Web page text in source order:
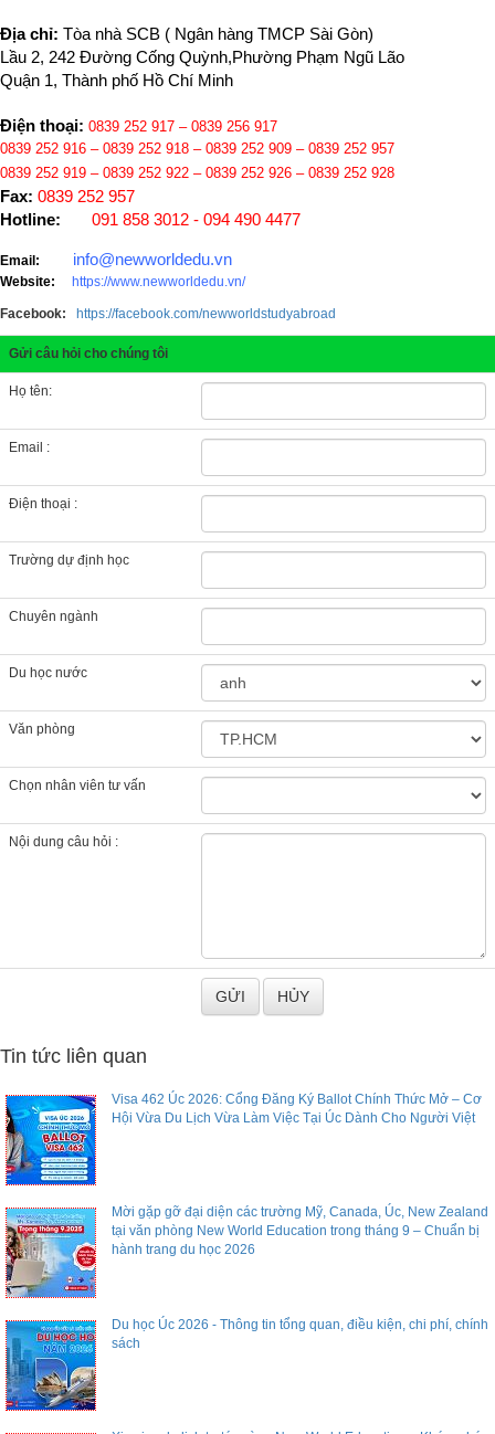
Địa chỉ: Tòa nhà SCB ( Ngân hàng TMCP Sài Gòn)
Lầu 2, 242 Đường Cống Quỳnh,Phường Phạm Ngũ Lão
Quận 1, Thành phố Hồ Chí Minh
Điện thoại: 0839 252 917 – 0839 256 917
0839 252 916 – 0839 252 918 – 0839 252 909 –0839 252 957
0839 252 919 – 0839 252 922 – 0839 252 926 – 0839 252 928
Fax: 0839 252 957
Hotline:
091 858 3012 - 094 490 4477
Email: info@newworldedu.vn
Website: https://www.newworldedu.vn/
Facebook: https://facebook.com/newworldstudyabroad
Gửi câu hỏi cho chúng tôi
Họ tên:
Email :
Điện thoại :
Trường dự định học
Chuyên ngành
Du học nước
Văn phòng
Chọn nhân viên tư vấn
Nội dung câu hỏi :
Tin tức liên quan
Visa 462 Úc 2026: Cổng Đăng Ký Ballot Chính Thức Mở – Cơ
Hội Vừa Du Lịch Vừa Làm Việc Tại Úc Dành Cho Người Việt
Mời gặp gỡ đại diện các trường Mỹ, Canada, Úc, New Zealand
tại văn phòng New World Education trong tháng 9 – Chuẩn bị
hành trang du học 2026
Du học Úc 2026 - Thông tin tổng quan, điều kiện, chi phí, chính
sách